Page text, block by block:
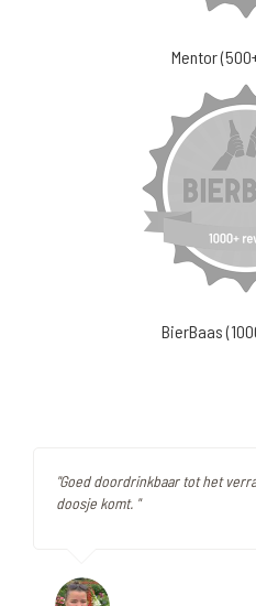
Mentor
BierBaas
"Goed doordrinkbaar tot het
doosje komt. "